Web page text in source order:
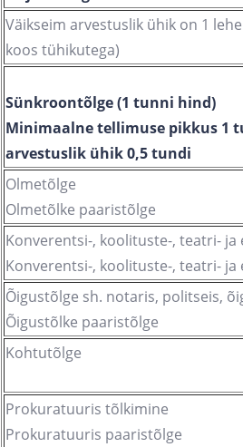
Väikseim arvestuslik ühik on 1
koos tühikutega)
Sünkroontõlge (1 tunni hind)
Minimaalne tellimuse pikkus 1
arvestuslik ühik 0,5 tundi
Olmetõlge
Olmetõlke paaristõlge
Konverentsi-, koolituste-, teatri- ja
Konverentsi-, koolituste-, teatri-
Õigustõlge sh. notaris, politseis,
Õigustõlke paaristõlge
Kohtutõlge
Prokuratuuris tõlkimine
Prokuratuuris paaristõlge